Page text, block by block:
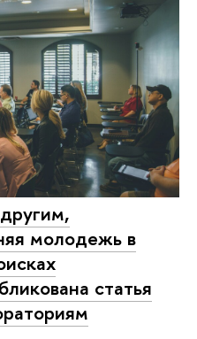
молодежь в
статья